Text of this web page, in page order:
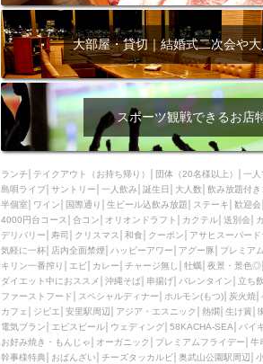
アレルギー対応可能
牧
ダイエット中におススメ
ソファー
激辛料理
ファーストフード
スペ
スクリーン
スペインバ
カニ
カフェ ジビエ
分煙
ホッピー
焼肉 電気
マイク
サッポロ 昼
市立病院前駅周辺
中華
綺麗orお洒落なトイレ
クラフトビール
鉄板焼き
壺川駅周辺
秋限定メニ
ラクレット
赤嶺駅周辺
大部屋・貸切｜結婚式二次会や
スポーツ観戦できるお店
ランチ テイクアウト（お持ち帰り） 団体（20名様以上） 一人
島唄ライブ サントリー 一人飲み 誕生日 大人数 飲み放題付き
半個室
ワイン 国際通り 生ビール込飲み放題 ステーキ 歓迎会
4000円台コース
合コン オリオンドラフト カクテル 送別会
デリバリー
寿司 クリスマス 和食 クーポン アサヒスーパード
気軽に一杯
店内全面禁煙 ハッピーアワー アグー豚 プレミア
キリン一番搾り
エビ カレー チャージ無し 牡蠣 夜景・景色◎
ダイエット中におススメ
沖縄そば 串揚げ バレンタイン 立ち
ファーストフード
スペシャルディナー ホルモン(もつ) 炭火焼
カフェ
ジビエ 安里駅周辺 アジア・エスニック 熱燗 生け簀
電気ブラン
エビスビール ウェディング 58KACHA-SEA バイ
お好み焼き・もんじゃ
オーガニック プレミアムフライデー 牛
幹事様特典
おばんざい チーズタッカルビ 奥武山公園駅周辺